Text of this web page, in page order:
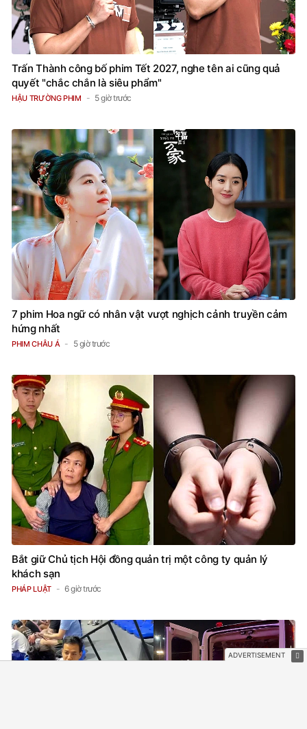
Trấn Thành công bố phim Tết 2027, nghe tên ai cũng quả
quyết "chắc chắn là siêu phẩm"
HẬU TRƯỜNG PHIM 5 giờ trước
7 phim Hoa ngữ có nhân vật vượt nghịch cảnh truyền cảm
hứng nhất
PHIM CHÂU Á 5 giờ trước
Bắt giữ Chủ tịch Hội đồng quản trị một công ty quản lý
khách sạn
PHÁP LUẬT 6 giờ trước